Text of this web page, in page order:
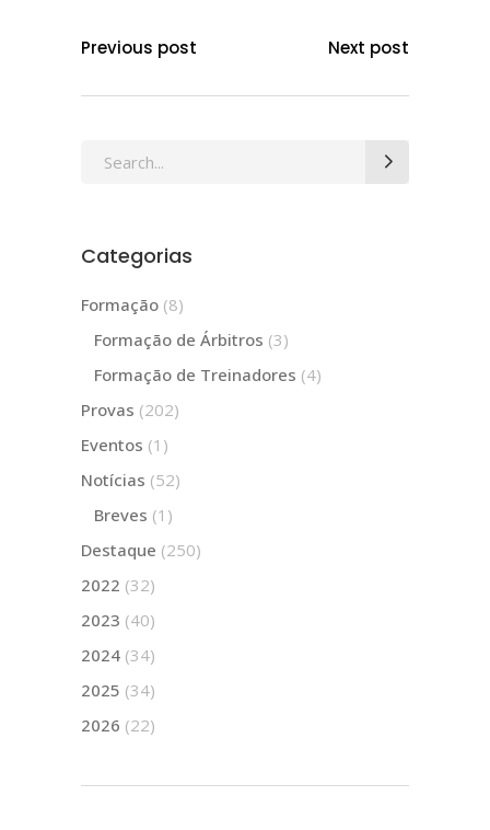
Previous post Next post
Search
Categorias
Formação (8)
Formação de Árbitros (3)
Formação de Treinadores (4)
Provas (202)
Eventos (1)
Notícias (52)
Breves (1)
Destaque (250)
2022 (32)
2023 (40)
2024 (34)
2025 (34)
2026 (22)